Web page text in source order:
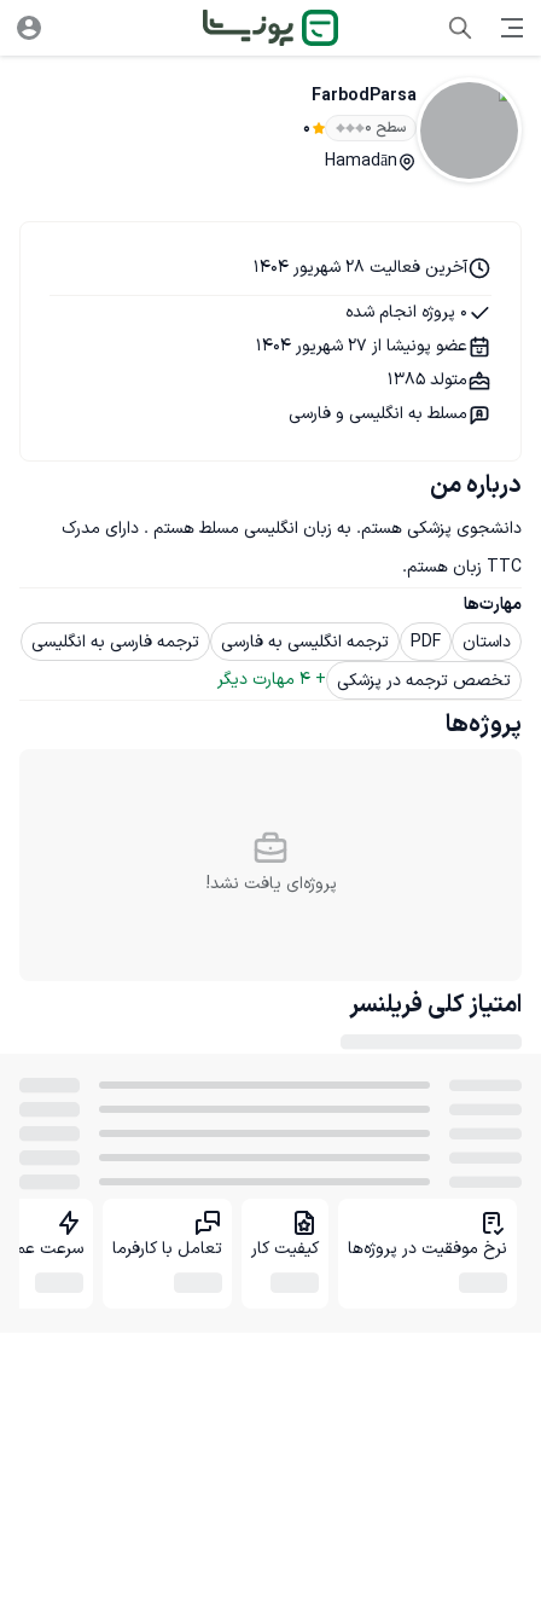
FarbodParsa
سطح ۰ 0
Hamadān
درباره من
دانشجوی پزشکی هستم. به زبان انگلیسی مسلط هستم . دارای مدرک
TTC زبان هستم.
مهارت‌ها
داستان
PDF ترجمه انگلیسی به فارسی
ترجمه فارسی به انگلیسی
تخصص ترجمه در پزشکی +
4 مهارت دیگر
آخرین فعالیت 28 شهریور 1404
0 پروژه انجام شده
عضو پونیشا از 27 شهریور 1404
متولد 1385
مسلط به انگلیسی و فارسی
پروژه‌ها
پروژه‌ای یافت نشد!
امتیاز کلی فریلنسر
نرخ موفقیت در پروژه‌ها کیفیت کار تعامل با کارفرما سرعت عمل